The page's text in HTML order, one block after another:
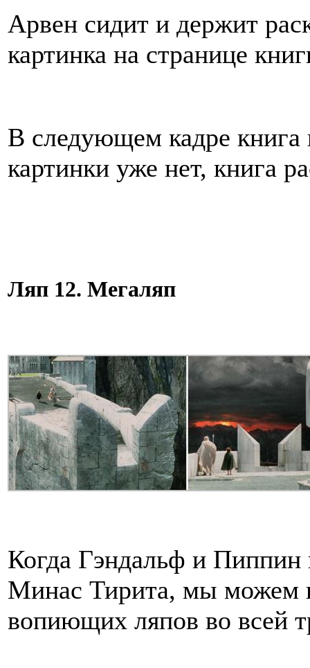
Арвен сидит и держит
картинка на странице
В следующем кадре книга
картинки уже нет, книга
Ляп 12. Мегаляп
Когда Гэндальф и Пиппин
Минас Тирита, мы можем
вопиющих ляпов во всей